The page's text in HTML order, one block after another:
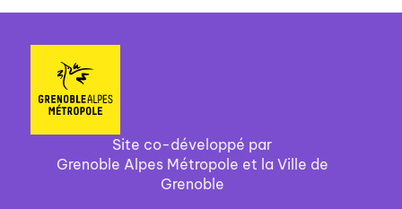
Site co-développé par
Grenoble Alpes Métropole et la Ville de
Grenoble